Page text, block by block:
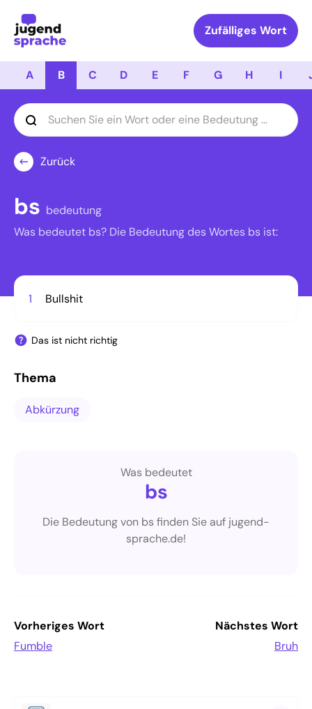
Zufälliges Wort
A B C D E F G H I
Zurück
bs bedeutung
Was bedeutet bs? Die Bedeutung des Wortes bs ist:
1 Bullshit
Das ist nicht richtig
Thema
Abkürzung
Was bedeutet
bs
Die Bedeutung von bs finden Sie auf jugend-
sprache.de!
Vorheriges Wort
Fumble
Nächstes Wort
Bruh